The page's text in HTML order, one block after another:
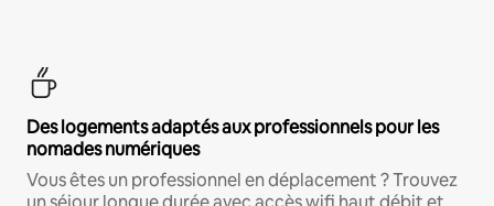
Des logements adaptés aux professionnels pour les
nomades numériques
Vous êtes un professionnel en déplacement ? Trouvez